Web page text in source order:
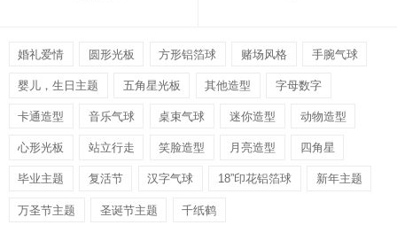
婚礼爱情 圆形光板 方形铝箔球 赌场风格 手腕气球
婴儿，生日主题 五角星光板 其他造型 字母数字
卡通造型 音乐气球 桌束气球 迷你造型 动物造型
心形光板 站立行走 笑脸造型 月亮造型 四角星
毕业主题 复活节 汉字气球 18”印花铝箔球 新年主题
万圣节主题 圣诞节主题 千纸鹤